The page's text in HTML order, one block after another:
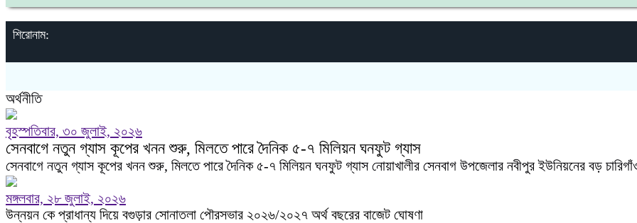
শিরোনাম:
অর্থনীতি
বৃহস্পতিবার, ৩০ জুলাই, ২০২৬
সেনবাগে নতুন গ্যাস কূপের খনন শুরু, মিলতে পারে দৈনিক ৫-৭ মিলিয়ন ঘনফুট গ্যাস
সেনবাগে নতুন গ্যাস কূপের খনন শুরু, মিলতে পারে দৈনিক ৫-৭ মিলিয়ন ঘনফুট গ্যাস নোয়াখালীর সেনবাগ উপজেলার নবীপুর ইউনিয়নের বড়
মঙ্গলবার, ২৮ জুলাই, ২০২৬
উন্নয়ন কে প্রাধান্য দিয়ে বগুড়ার সোনাতলা পৌরসভার ২০২৬/২০২৭ অর্থ বছরের বাজেট ঘোষণা